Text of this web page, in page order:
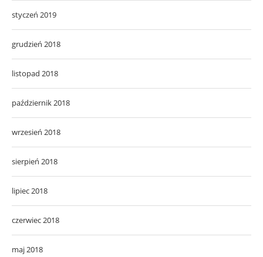
styczeń 2019
grudzień 2018
listopad 2018
październik 2018
wrzesień 2018
sierpień 2018
lipiec 2018
czerwiec 2018
maj 2018